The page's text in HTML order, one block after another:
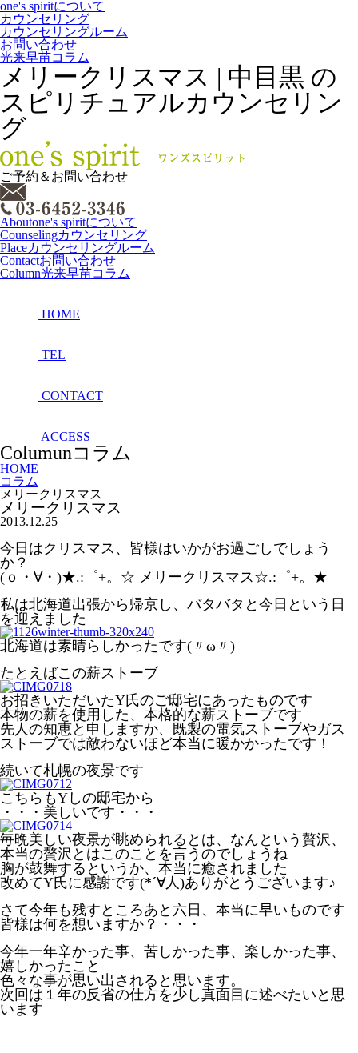
one's spiritについて
カウンセリング
カウンセリングルーム
お問い合わせ
光来早苗コラム
メリークリスマス | 中目黒 の
スピリチュアルカウンセリン
グ
ご予約＆お問い合わせ
Aboutone's spiritについて
Counselingカウンセリング
Placeカウンセリングルーム
Contactお問い合わせ
Column光来早苗コラム
HOME
TEL
CONTACT
ACCESS
Columunコラム
HOME
コラム
メリークリスマス
メリークリスマス
2013.12.25
今日はクリスマス、皆様はいかがお過ごしでしょう
か？
(ｏ・∀・)★.:゜+。☆ メリークリスマス☆.:゜+。★
私は北海道出張から帰京し、バタバタと今日という日
を迎えました
北海道は素晴らしかったです(〃ω〃)
たとえばこの薪ストーブ
お招きいただいたY氏のご邸宅にあったものです
本物の薪を使用した、本格的な薪ストーブです
先人の知恵と申しますか、既製の電気ストーブやガス
ストーブでは敵わないほど本当に暖かかったです！
続いて札幌の夜景です
こちらもYしの邸宅から
・・・美しいです・・・
毎晩美しい夜景が眺められるとは、なんという贅沢、
本当の贅沢とはこのことを言うのでしょうね
胸が鼓舞するというか、本当に癒されました
改めてY氏に感謝です(*´∀人)ありがとうございます♪
さて今年も残すところあと六日、本当に早いものです
皆様は何を想いますか？・・・
今年一年辛かった事、苦しかった事、楽しかった事、
嬉しかったこと
色々な事が思い出されると思います。
次回は１年の反省の仕方を少し真面目に述べたいと思
います